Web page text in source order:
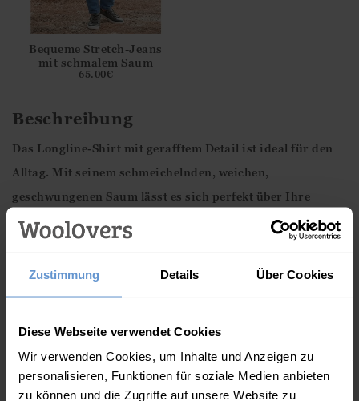
Zustimmung Details Über Cookies
Diese Webseite verwendet Cookies
Wir verwenden Cookies, um Inhalte und Anzeigen zu
personalisieren, Funktionen für soziale Medien anbieten
zu können und die Zugriffe auf unsere Website zu
Bequeme Stretch-Jeans
mit schmalem Saum
65.00€
Beschreibung
Das Longline-Shirt mit gerafftem Detail ist ideal für den
Alltag. Mit seinem schmeichelnden, weichen,
geschwungenen Saum lässt es sich perfekt über Ihre
Lieblingsjeans ziehen. Aus weichem, atmungsaktivem
kommende Saison.
95 % Viskose, 5 % Elastan
Langärmlig
V-Ausschnitt mit Kerbe